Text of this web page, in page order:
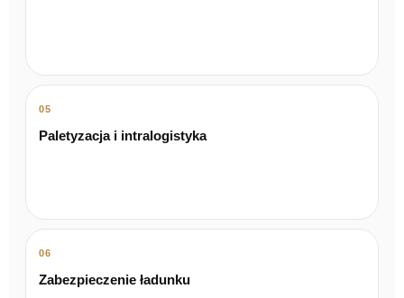
05
Paletyzacja i intralogistyka
06
Zabezpieczenie ładunku